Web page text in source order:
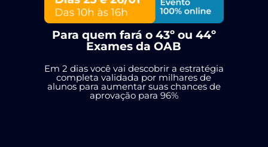
Para quem fará o 43º ou 44º
Exames da OAB
Em 2 dias você vai descobrir a estratégia
completa validada por milhares de
alunos para aumentar suas chances de
aprovação para 96%